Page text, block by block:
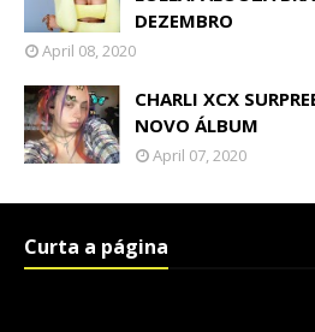
DEZEMBRO
April 08, 2020
CHARLI XCX
NOVO ÁLBUM
April 07, 2020
Curta a página